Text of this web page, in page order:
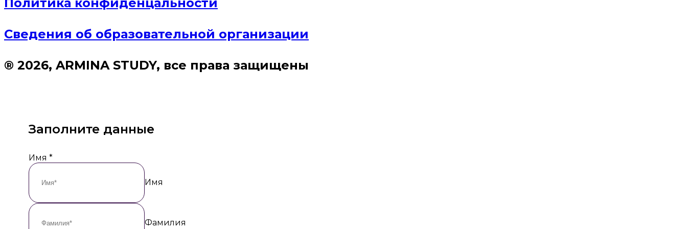
Политика конфиденцальности
Сведения об образовательной организации
® 2026, ARMINA STUDY, все права защищены
Заполните данные
Имя *
Имя
Фамилия